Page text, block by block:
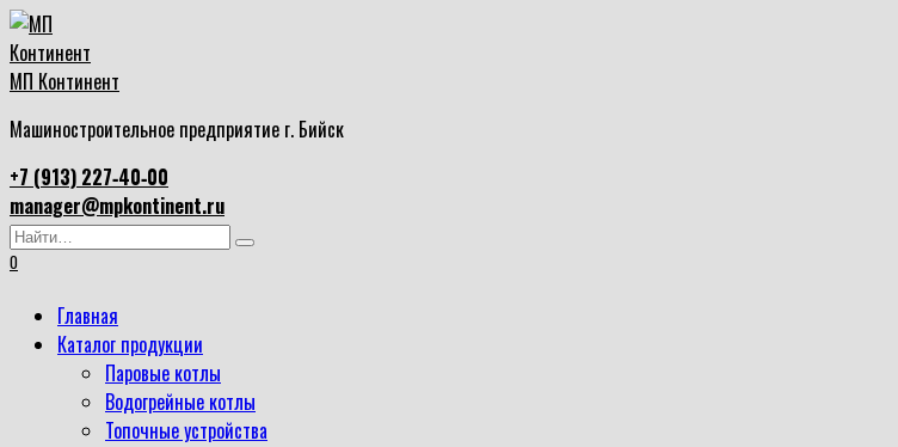
Перейти
к
содержанию
МП Континент
Машиностроительное предприятие г. Бийск
+7 (913) 227‑40‑00
manager@mpkontinent.ru
Search
for:
0
Главная
Каталог продукции
Паровые котлы
Водогрейные котлы
Топочные устройства